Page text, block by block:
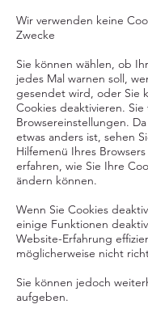
Wir verwenden keine
Zwecke
Sie können wählen, ob
jedes Mal warnen soll,
gesendet wird, oder Sie
Cookies deaktivieren.
Browsereinstellungen.
etwas anders ist, sehen
Hilfemenü Ihres
erfahren, wie Sie Ihre
ändern können.
Wenn Sie Cookies
einige Funktionen
Website-Erfahrung
möglicherweise nicht
Sie können jedoch
aufgeben.